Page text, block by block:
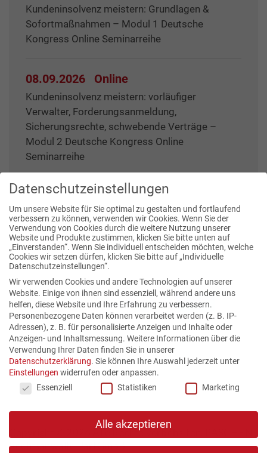
Kundeninsolvenz meistern: Grundlagen &
Sofortmaßnahmen – Modul 1 Deutsche
Kongress Online Seminarreihe
08.09.2026 Online
Kundeninsolvenz meistern: vorläufiger
Verwalter, Forderungsanmeldung,
Sicherungsrechte, schwebende Verträge –
Modul 2 Deutsche Kongress Online
Seminarreihe
Publikationen
Copyright © 2026 Alle Rechte vorbehalten. PASCHEN
Rechtsanwälte PartGmbB
Datenschutzeinstellungen
Um unsere Website für Sie optimal zu gestalten und fortlaufend
verbessern zu können, verwenden wir Cookies. Wenn Sie der
Verwendung von Cookies durch die weitere Nutzung unserer
Website und Produkte zustimmen, klicken Sie bitte unten auf
„Einverstanden“. Wenn Sie individuell entscheiden möchten, welche
Cookies wir setzen dürfen, klicken Sie bitte auf „Individuelle
Datenschutzeinstellungen“.
Wir verwenden Cookies und andere Technologien auf unserer
Website. Einige von ihnen sind essenziell, während andere uns
helfen, diese Website und Ihre Erfahrung zu verbessern.
Personenbezogene Daten können verarbeitet werden (z. B. IP-
Adressen), z. B. für personalisierte Anzeigen und Inhalte oder
Anzeigen- und Inhaltsmessung. Weitere Informationen über die
Verwendung Ihrer Daten finden Sie in unserer
Datenschutzerklärung. Sie können Ihre Auswahl jederzeit unter
Einstellungen widerrufen oder anpassen.
Datenschutzeinstellungen
Essenziell Statistiken Marketing
Alle akzeptieren